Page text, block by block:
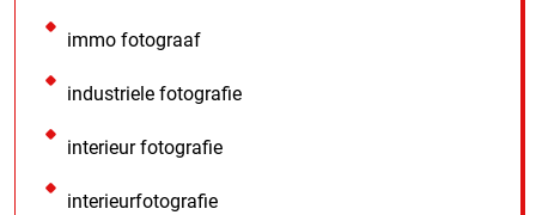
immo fotograaf
industriele fotografie
interieur fotografie
interieurfotografie